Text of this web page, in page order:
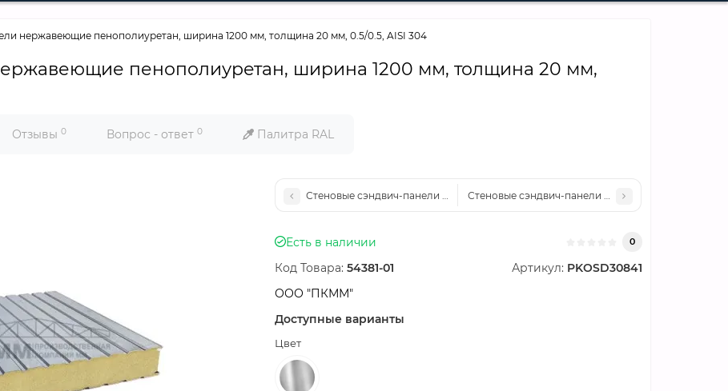
нержавеющие пенополиуретан, ширина 1200 мм, толщина 20 мм, 0.5/0.5, AISI 304
пенополиуретан, ширина 1200 мм, толщина 20 мм,
Отзывы 0 Вопрос - ответ 0 Палитра RAL
Стеновые сэндвич-панели нержавеющие пенополиуретан, ширина 1000 мм,
Стеновые сэндвич-панели нержавеющие
Есть в наличии 0
Код Товара: 54381-01 Артикул: PKOSD30841
ООО "ПКММ"
Доступные варианты
Цвет